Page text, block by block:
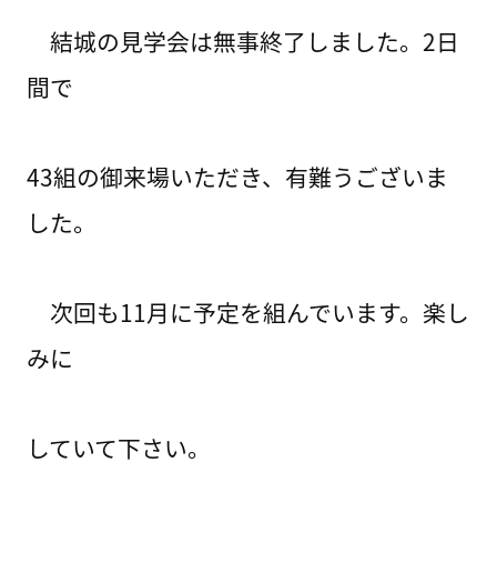
結城の見学会は無事終了しました。2日
間で
43組の御来場いただき、有難うございま
した。
次回も11月に予定を組んでいます。楽し
みに
していて下さい。